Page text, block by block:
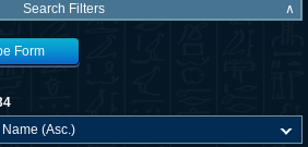
Search Filters ∧
Form